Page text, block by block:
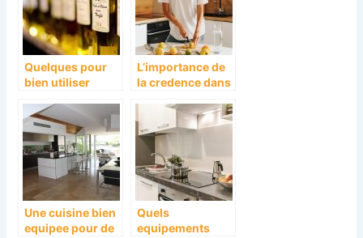
Quelques pour
bien utiliser
cuisine
L’importance de
la credence dans
moderne
Une cuisine bien
equipee pour de
Quels
equipements